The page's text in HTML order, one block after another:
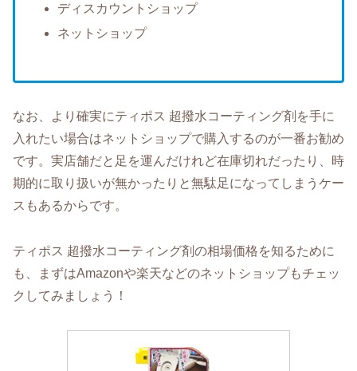
ディスカウントショップ
ネットショップ
なお、より確実にティポス 超撥水コーティング剤を手に
入れたい場合はネットショップで購入するのが一番お勧め
です。実店舗だと足を運んだけれど在庫切れだったり、時
期的に取り扱いが無かったりと無駄足になってしまうケー
スもあるからです。
ティポス 超撥水コーティング剤の相場価格を知るために
も、まずはAmazonや楽天などのネットショップもチェッ
クしてみましょう！